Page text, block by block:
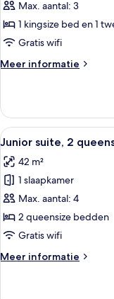
1
slaapkamer
laden
Max. aantal: 3
1 kingsize bed en 1
Gratis wifi
Meer informatie
Meer
1
slaapkamer
Alle
foto's
voor
Junior
suite,
2
queensize
balkon,
6
Junior suite, 2
42 m²
1 slaapkamer
Max. aantal: 4
2 queensize bedden
Gratis wifi
Meer informatie
Meer